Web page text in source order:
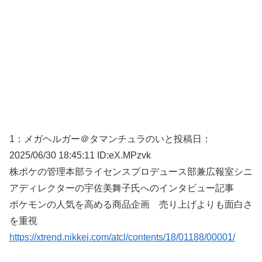
1： メガヘルガー＠タマンチュラのいと投稿日：
2025/06/30 18:45:11 ID:eX.MPzvk
株ポケの管理本部ライセンスプロデュース部兼広報室シニ
アディレクターの宇佐美舞子氏へのインタビュー記事
ポケモンの人気を高める商品企画 売り上げよりも面白さ
を重視
https://xtrend.nikkei.com/atcl/contents/18/01188/00001/